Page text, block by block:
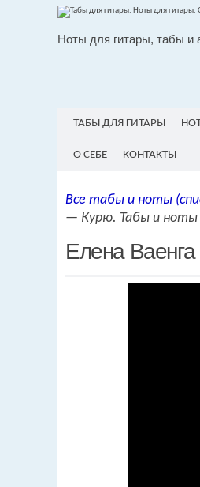
Ноты для гитары, табы и
ТАБЫ ДЛЯ ГИТАРЫ
О СЕБЕ КОНТАКТЫ
Все табы и ноты
— Курю. Табы и ноты
Елена